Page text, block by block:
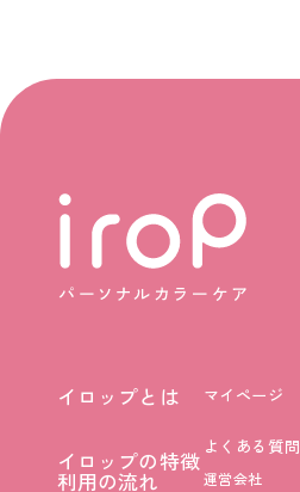
イロップとは
イロップの特徴
イロップの特徴
マイページ
よくある質問
利用の流れ 運営会社